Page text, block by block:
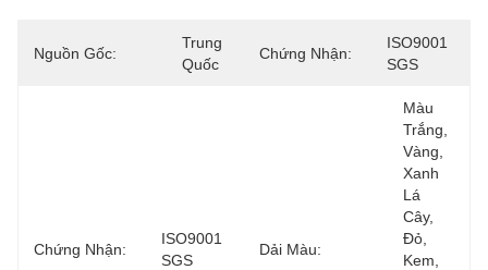
Nguồn Gốc:
Trung
Quốc
Chứng Nhận:
ISO9001
SGS
Chứng Nhận:
ISO9001
SGS
Dải Màu:
Màu
Trắng,
Vàng,
Xanh
Lá
Cây,
Đỏ,
Kem,